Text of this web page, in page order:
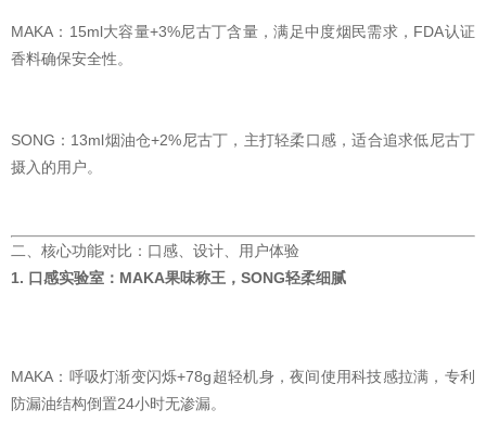
MAKA：15ml大容量+3%尼古丁含量，满足中度烟民需求，FDA认证
香料确保安全性。
SONG：13ml烟油仓+2%尼古丁，主打轻柔口感，适合追求低尼古丁
摄入的用户。
二、核心功能对比：口感、设计、用户体验
1. 口感实验室：MAKA果味称王，SONG轻柔细腻
MAKA：呼吸灯渐变闪烁+78g超轻机身，夜间使用科技感拉满，专利
防漏油结构倒置24小时无渗漏。